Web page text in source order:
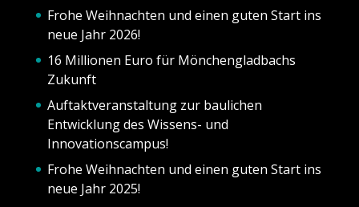
Frohe Weihnachten und einen guten Start ins
neue Jahr 2026!
16 Millionen Euro für Mönchengladbachs
Zukunft
Auftaktveranstaltung zur baulichen
Entwicklung des Wissens- und
Innovationscampus!
Frohe Weihnachten und einen guten Start ins
neue Jahr 2025!